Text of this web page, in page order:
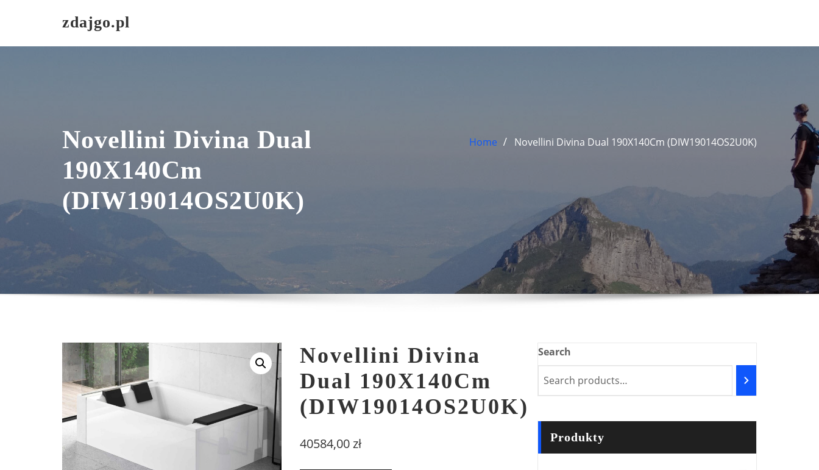
zdajgo.pl
Novellini Divina Dual
190X140Cm
(DIW19014OS2U0K)
Home Novellini Divina Dual 190X140Cm (DIW19014OS2U0K)
Novellini Divina
Dual 190X140Cm
(DIW19014OS2U0K)
40584,00zł
Search
Produkty